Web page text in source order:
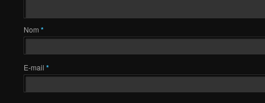
Nom *
E-mail *